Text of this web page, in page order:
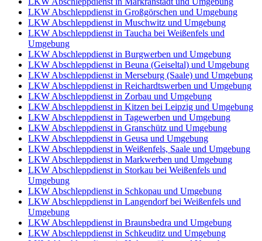
LKW Abschleppdienst in Großgörschen und Umgebung
LKW Abschleppdienst in Muschwitz und Umgebung
LKW Abschleppdienst in Taucha bei Weißenfels und
Umgebung
LKW Abschleppdienst in Burgwerben und Umgebung
LKW Abschleppdienst in Beuna (Geiseltal) und Umgebung
LKW Abschleppdienst in Merseburg (Saale) und Umgebung
LKW Abschleppdienst in Reichardtswerben und Umgebung
LKW Abschleppdienst in Zorbau und Umgebung
LKW Abschleppdienst in Kitzen bei Leipzig und Umgebung
LKW Abschleppdienst in Tagewerben und Umgebung
LKW Abschleppdienst in Granschütz und Umgebung
LKW Abschleppdienst in Geusa und Umgebung
LKW Abschleppdienst in Weißenfels, Saale und Umgebung
LKW Abschleppdienst in Markwerben und Umgebung
LKW Abschleppdienst in Storkau bei Weißenfels und
Umgebung
LKW Abschleppdienst in Schkopau und Umgebung
LKW Abschleppdienst in Langendorf bei Weißenfels und
Umgebung
LKW Abschleppdienst in Braunsbedra und Umgebung
LKW Abschleppdienst in Schkeuditz und Umgebung